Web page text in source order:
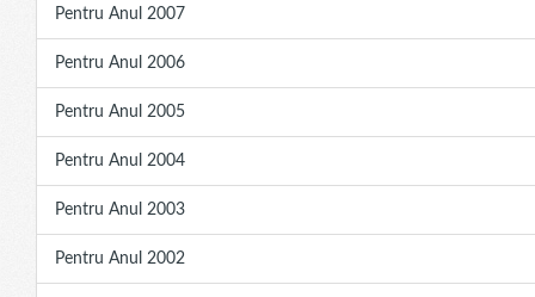
Pentru Anul 2007
Pentru Anul 2006
Pentru Anul 2005
Pentru Anul 2004
Pentru Anul 2003
Pentru Anul 2002